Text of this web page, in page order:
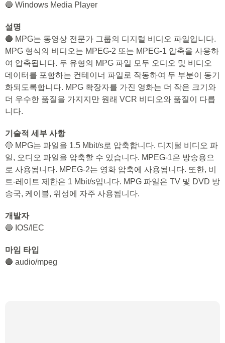
🔵 Windows Media Player
설명
🔵 MPG는 동영상 전문가 그룹의 디지털 비디오 파일입니다.
MPG 형식의 비디오는 MPEG-2 또는 MPEG-1 압축을 사용하
여 압축됩니다. 두 유형의 MPG 파일 모두 오디오 및 비디오
데이터를 포함하는 컨테이너 파일로 작동하여 두 부분이 동기
화되도록합니다. MPG 확장자를 가진 영화는 더 작은 크기와
더 우수한 품질을 가지지만 원래 VCR 비디오와 품질이 다릅
니다.
기술적 세부 사항
🔵 MPG는 파일을 1.5 Mbit/s로 압축합니다. 디지털 비디오 파
일, 오디오 파일을 압축할 수 있습니다. MPEG-1은 방송용으
로 사용됩니다. MPEG-2는 영화 압축에 사용됩니다. 또한, 비
트-레이트 제한은 1 Mbit/s입니다. MPG 파일은 TV 및 DVD 방
송국, 케이블, 위성에 자주 사용됩니다.
개발자
🔵 IOS/IEC
마임 타입
🔵 audio/mpeg